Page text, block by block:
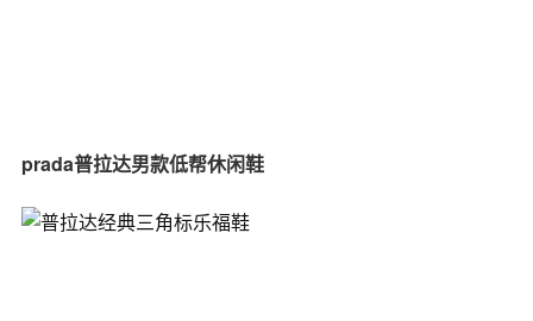
prada普拉达男款低帮休闲鞋